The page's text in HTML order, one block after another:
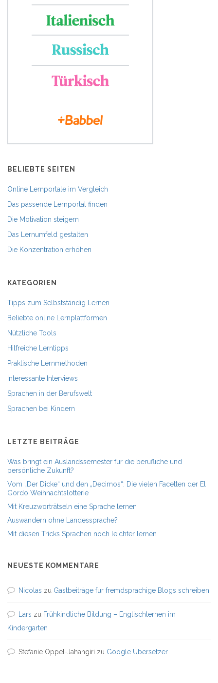
BELIEBTE SEITEN
Online Lernportale im Vergleich
Das passende Lernportal finden
Die Motivation steigern
Das Lernumfeld gestalten
Die Konzentration erhöhen
KATEGORIEN
Tipps zum Selbstständig Lernen
Beliebte online Lernplattformen
Nützliche Tools
Hilfreiche Lerntipps
Praktische Lernmethoden
Interessante Interviews
Sprachen in der Berufswelt
Sprachen bei Kindern
LETZTE BEITRÄGE
Was bringt ein Auslandssemester für die berufliche und
persönliche Zukunft?
Vom „Der Dicke“ und den „Decimos“: Die vielen Facetten der El
Gordo Weihnachtslotterie
Mit Kreuzworträtseln eine Sprache lernen
Auswandern ohne Landessprache?
Mit diesen Tricks Sprachen noch leichter lernen
NEUESTE KOMMENTARE
Nicolas zu Gastbeiträge für fremdsprachige Blogs schreiben
Lars zu Frühkindliche Bildung – Englischlernen im
Kindergarten
Stefanie Oppel-Jahangiri zu Google Übersetzer